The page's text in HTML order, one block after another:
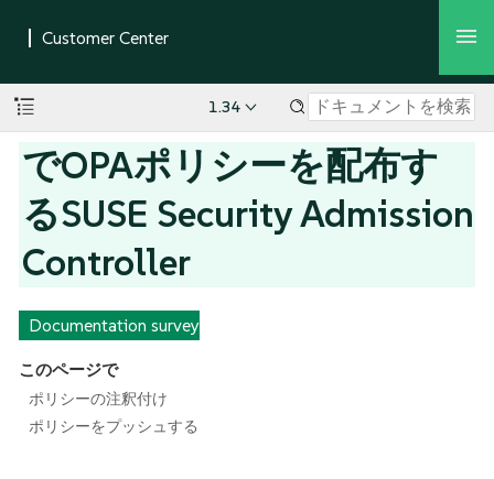
1.34
でOPAポリシーを配布す
るSUSE Security Admission
Controller
Documentation survey
このページで
ポリシーの注釈付け
ポリシーをプッシュする